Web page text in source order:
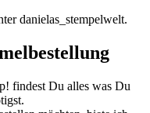
danielas_stempelwelt.
findest Du alles was Du